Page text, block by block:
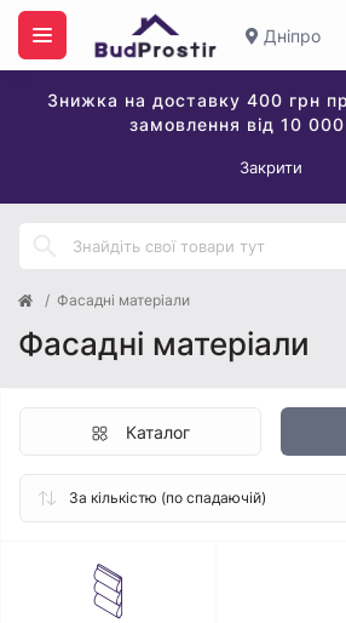
Дніпро
Знижка на доставку 400 грн
замовлення від 10
Закрити
Фасадні матеріали
Фасадні матеріали
Каталог